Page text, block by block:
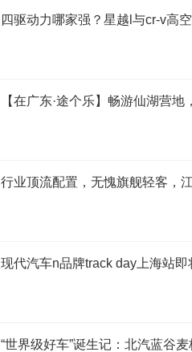
四驱动力哪家强？星越l与cr-v高
【在广东·途个乐】畅游仙湖营
行业顶流配置，无愧旗舰轻客，
现代汽车n品牌track day上海站
“世界级好车”诞生记：北汽蓝谷